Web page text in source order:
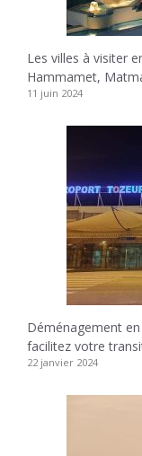
Les villes à visiter
Hammamet,
11 juin 2024
Déménagement
facilitez votre
22 janvier 2024